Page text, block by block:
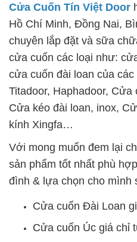
Cửa Cuốn Tín Việt Door
Hồ Chí Minh, Đồng Nai,
chuyên lắp đặt và sữa
cửa cuốn các loại như:
cửa cuốn đài loan của
Titadoor, Haphadoor, Cửa
Cửa kéo đài loan, inox,
kính Xingfa…
Với mong muốn đem lại
sản phẩm tốt nhất phù
đình & lựa chọn cho mình
Cửa cuốn Đài Loan
Cửa cuốn Úc giá chỉ